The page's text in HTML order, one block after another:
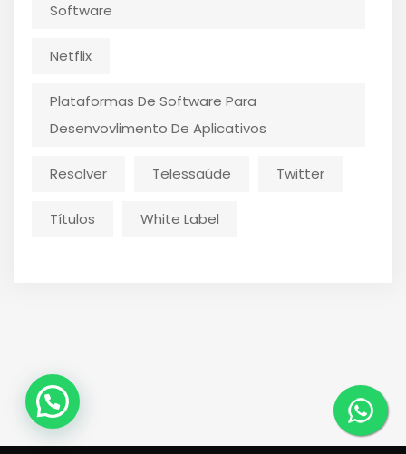
Software
Netflix
Plataformas De Software Para
Desenvovlimento De Aplicativos
Resolver Telessaúde Twitter
Títulos White Label